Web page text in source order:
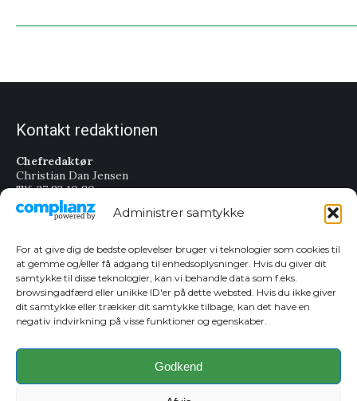
Administrer samtykke
For at give dig de bedste oplevelser bruger vi teknologier som cookies til
at gemme og/eller få adgang til enhedsoplysninger. Hvis du giver dit
samtykke til disse teknologier, kan vi behandle data som f.eks.
browsingadfærd eller unikke ID'er på dette websted. Hvis du ikke giver
dit samtykke eller trækker dit samtykke tilbage, kan det have en
negativ indvirkning på visse funktioner og egenskaber.
Godkend
Kontakt redaktionen
Chefredaktør
Christian Dan Jensen
Tlf. 27 83 10 80
cj@sydfynskemedia.dk
Tlf. 24 92 62 77
dh@sydfynskemedia.dk
Sara Hansen
Tlf. 22 45 86 83
sh@sydfynskemedia.dk